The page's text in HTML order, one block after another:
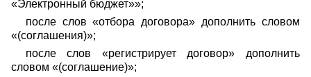
«Электронный бюджет»»;
после слов «отбора договора» дополнить словом
«(соглашения)»;
после слов «регистрирует договор» дополнить
словом «(соглашение)»;